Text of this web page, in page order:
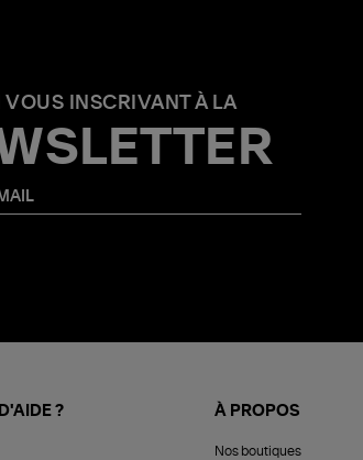
INSCRIVANT À LA
? À PROPOS
Nos boutiques